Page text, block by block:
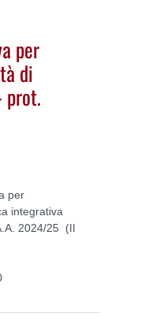
per
di
per
integrativa
2024/25 (II